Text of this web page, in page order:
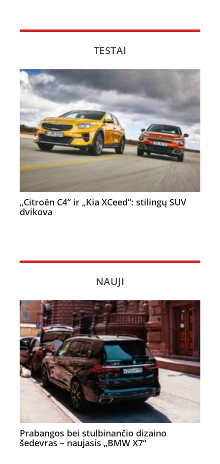
TESTAI
„Citroën C4“ ir „Kia XCeed“: stilingų SUV
dvikova
NAUJI
Prabangos bei stulbinančio dizaino
šedevras – naujasis „BMW X7“